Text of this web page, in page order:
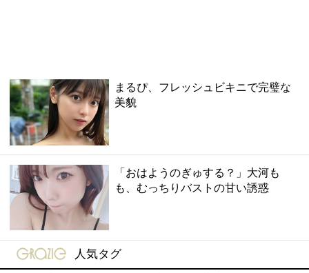
まるぴ、フレッシュビキニで完璧な
美貌
「おはようのぎゅする？」大河も
も、むっちりバストの甘い誘惑
gravure-grazie
人気タグ